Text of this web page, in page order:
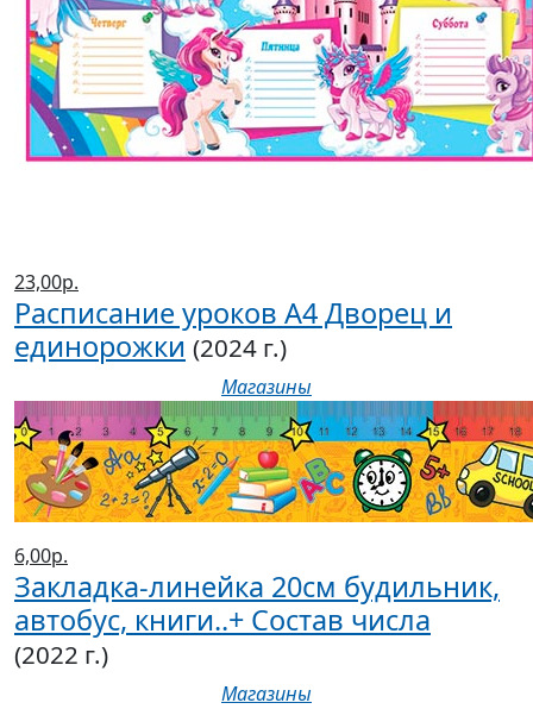
23,00р.
Расписание уроков А4 Дворец и
единорожки (2024 г.)
Магазины
6,00р.
Закладка-линейка 20см будильник,
автобус, книги..+ Состав числа
(2022 г.)
Магазины